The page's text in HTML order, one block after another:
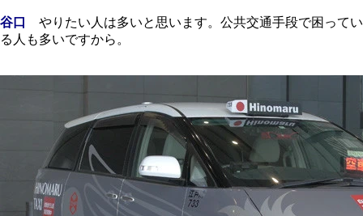
谷口
やりたい人は多いと思います。公共交通手段で困ってい
る人も多いですから。